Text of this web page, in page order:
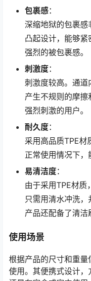
包裹感：
深缩地狱的包裹感
凸起设计，能够
强烈的被包裹感。
刺激度：
刺激度较高。通
产生不规则的摩
强烈刺激的用户。
耐久度：
采用高品质TPE材
正常使用情况下，
易清洁度：
由于采用TPE材质
只需用清水冲洗，
产品还配备了清洁
使用场景
根据产品的尺寸和重
使用。其便携式设计，